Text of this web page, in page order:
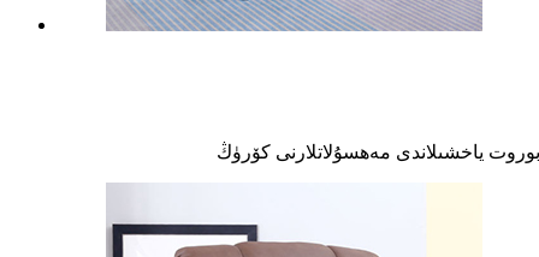
ياخشىلاندى مەھسۇلاتلارنى كۆرۈڭ